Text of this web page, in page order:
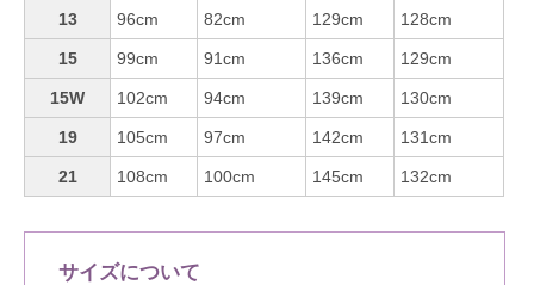
13 96cm 82cm 129cm 128cm
15 99cm 91cm 136cm 129cm
15W 102cm 94cm 139cm 130cm
19 105cm 97cm 142cm 131cm
21 108cm 100cm 145cm 132cm
サイズについて